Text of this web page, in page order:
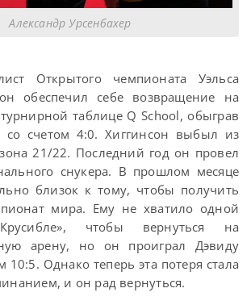
Александр Урсенбахер
Открытого чемпионата Уэльса
обеспечил себе возвращение на
таблице Q School, обыграв
счетом 4:0. Хиггинсон выбыл из
21/22. Последний год он провел
снукера. В прошлом месяце
близок к тому, чтобы получить
мира. Ему не хватило одной
чтобы вернуться на
арену, но он проиграл Дэвиду
10:5. Однако теперь эта потеря стала
и он рад вернуться.